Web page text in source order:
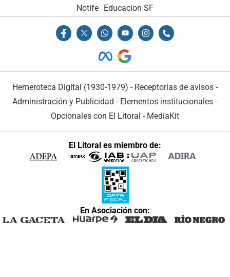
Notife
Educacion SF
Hemeroteca Digital (1930-1979) - Receptorías de avisos -
Administración y Publicidad - Elementos institucionales -
Opcionales con El Litoral - MediaKit
El Litoral es miembro de:
En Asociación con: